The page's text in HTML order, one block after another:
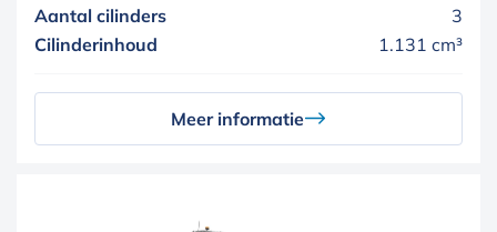
Aantal cilinders
3
Cilinderinhoud
1.131 cm³
Meer informatie